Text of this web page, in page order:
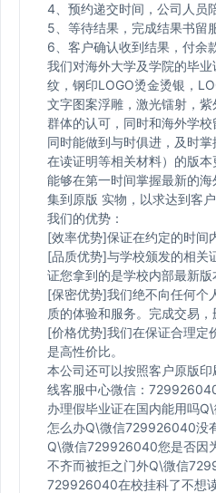
4、预约递交时间，公司人员
5、等待结果，完成结果书留
6、客户确认收到结果，付余款
我们对海外大学及学院的毕
纹，钢印LOGO烫金烫银，
文字图案浮雕，激光镭射，
群体的认可，同时和海外学校
同时能做到与时俱进，及时
在读证明等相关材料）的版本
能够在第一时间掌握最新的
集到原版 实物，以求达到客户
我们的优势：
[效率优势]保证在约定的时间
[品质优势]与学校颁发的相关
证您拿到的是学校内部最新版
[保密优势]我们绝不向任何个
质的体验和服务。完成交易
[价格优势]我们在保证合理定
是高性价比。
本公司还可以按照客户原版
线客服中心微信：
办理假毕业证在国内能用吗
怎么办Q\微信729926040没
Q\微信729926040您是否因
不齐而被拒之门外Q\微信
729926040在校挂科了不想